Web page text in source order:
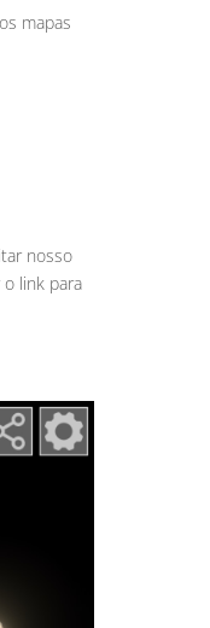
mapas
nosso
link para